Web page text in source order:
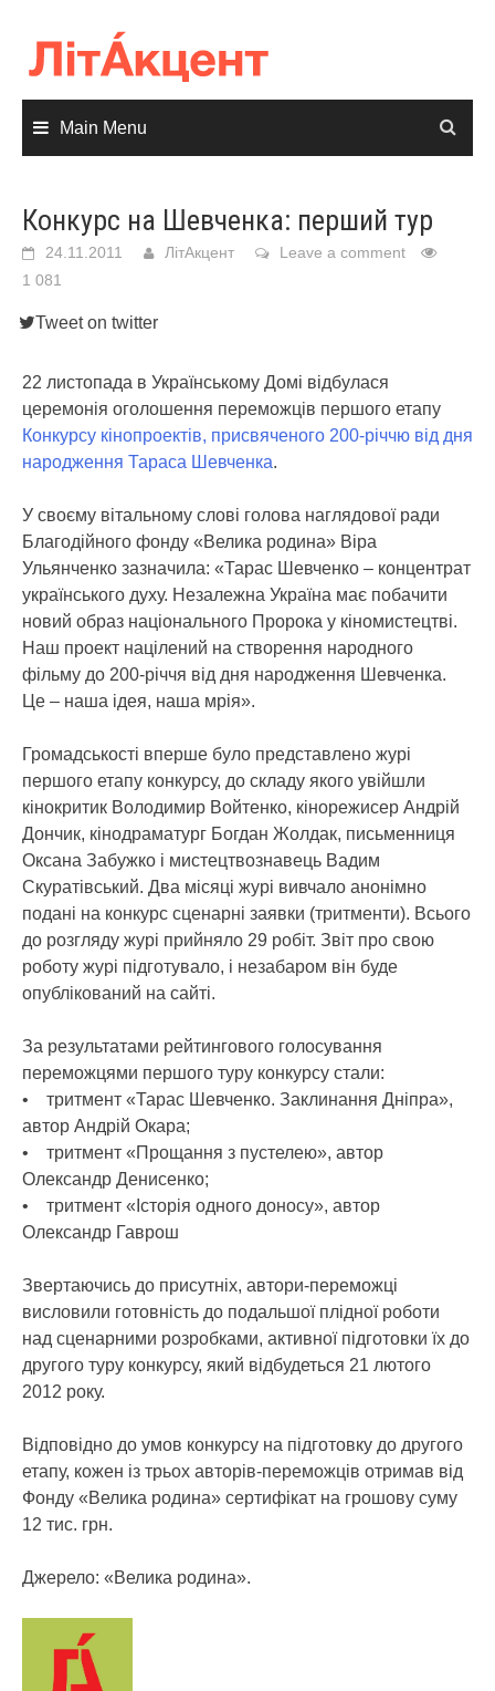
content
Main Menu
Конкурс на Шевченка: перший тур
24.11.2011 ЛітАкцент
Leave a comment
1 081
Tweet on twitter
22 листопада в Українському Домі відбулася
церемонія оголошення переможців першого етапу
Конкурсу кінопроектів, присвяченого 200-річчю від дня
народження Тараса Шевченка.
У своєму вітальному слові голова наглядової ради
Благодійного фонду «Велика родина» Віра
Ульянченко зазначила: «Тарас Шевченко – концентрат
українського духу. Незалежна Україна має побачити
новий образ національного Пророка у кіномистецтві.
Наш проект націлений на створення народного
фільму до 200-річчя від дня народження Шевченка.
Це – наша ідея, наша мрія».
Громадськості вперше було представлено журі
першого етапу конкурсу, до складу якого увійшли
кінокритик Володимир Войтенко, кінорежисер Андрій
Дончик, кінодраматург Богдан Жолдак, письменниця
Оксана Забужко і мистецтвознавець Вадим
Скуратівський. Два місяці журі вивчало анонімно
подані на конкурс сценарні заявки (тритменти). Всього
до розгляду журі прийняло 29 робіт. Звіт про свою
роботу журі підготувало, і незабаром він буде
опублікований на сайті.
За результатами рейтингового голосування
переможцями першого туру конкурсу стали:
• тритмент «Тарас Шевченко. Заклинання Дніпра»,
автор Андрій Окара;
• тритмент «Прощання з пустелею», автор
Олександр Денисенко;
• тритмент «Історія одного доносу», автор
Олександр Гаврош
Звертаючись до присутніх, автори-переможці
висловили готовність до подальшої плідної роботи
над сценарними розробками, активної підготовки їх до
другого туру конкурсу, який відбудеться 21 лютого
2012 року.
Відповідно до умов конкурсу на підготовку до другого
етапу, кожен із трьох авторів-переможців отримав від
Фонду «Велика родина» сертифікат на грошову суму
12 тис. грн.
Джерело: «Велика родина».